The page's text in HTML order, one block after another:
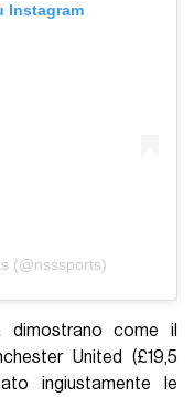
Instagram
(@nsssports)
dimostrano come il
United (£19,5
ingiustamente le